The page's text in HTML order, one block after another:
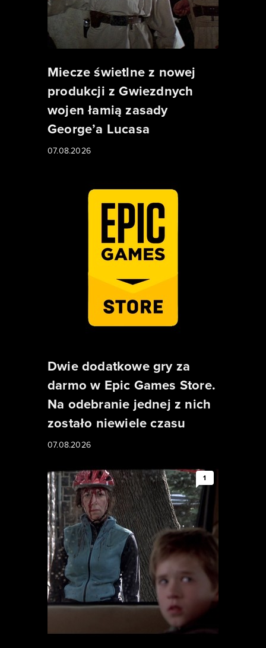
Miecze świetlne z nowej
produkcji z Gwiezdnych
wojen łamią zasady
George’a Lucasa
07.08.2026
Dwie dodatkowe gry za
darmo w Epic Games Store.
Na odebranie jednej z nich
zostało niewiele czasu
07.08.2026
1